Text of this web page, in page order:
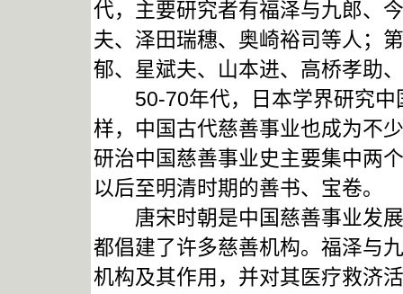
代，主要研究者有福泽与九郎、
夫、泽田瑞穗、奥崎裕司等人；
郁、星斌夫、山本进、高桥孝助
50-70年代，日本学界研究中
样，中国古代慈善事业也成为不
研治中国慈善事业史主要集中两
以后至明清时期的善书、宝卷。
唐宋时朝是中国慈善事业发展
都倡建了许多慈善机构。福泽与
机构及其作用，并对其医疗救济